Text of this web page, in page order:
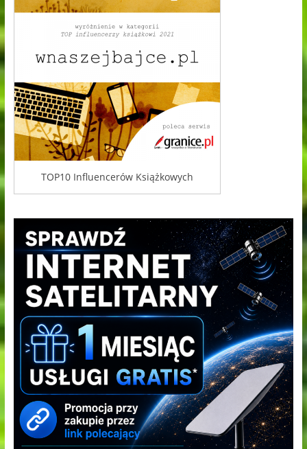
TOP10 Influencerów Książkowych